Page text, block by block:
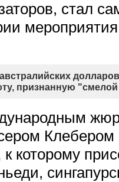
стал
признанную
которому